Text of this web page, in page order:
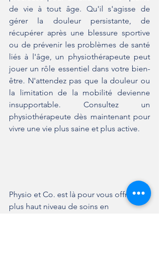
de vie à tout âge. Qu'il s'agisse de
gérer la douleur persistante, de
récupérer après une blessure sportive
ou de prévenir les problèmes de santé
liés à l'âge, un physiothérapeute peut
jouer un rôle essentiel dans votre bien-
être. N'attendez pas que la douleur ou
la limitation de la mobilité devienne
insupportable. Consultez un
physiothérapeute dès maintenant pour
vivre une vie plus saine et plus active.
Physio et Co. est là pour vous offrir le
plus haut niveau de soins en